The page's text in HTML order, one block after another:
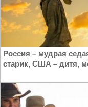
Россия – мудрая
старик, США – дитя,